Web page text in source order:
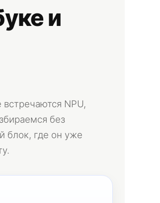
и
NPU,
без
блок, где он уже